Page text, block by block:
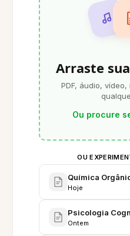
Arraste
PDF, áudio,
Ou procure
OU
Química
Hoje
Psicologia
Ontem